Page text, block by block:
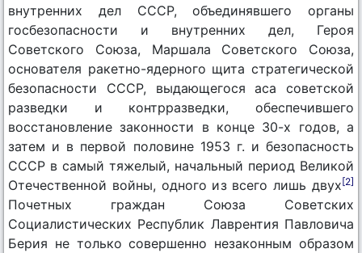
внутренних дел СССР, объединявшего органы
госбезопасности и внутренних дел, Героя
Советского Союза, Маршала Советского Союза,
основателя ракетно-ядерного щита стратегической
безопасности СССР, выдающегося аса советской
разведки и контрразведки, обеспечившего
восстановление законности в конце 30-х годов, а
затем и в первой половине 1953 г. и безопасность
СССР в самый тяжелый, начальный период Великой
Отечественной войны, одного из всего лишь двух[2]
Почетных граждан Союза Советских
Социалистических Республик Лаврентия Павловича
Берия не только совершенно незаконным образом